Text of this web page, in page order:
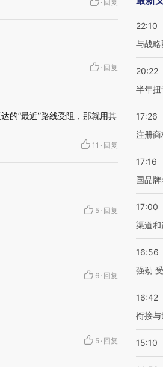
· 回复
· 回复
的“最近”路线受阻，那就用其
11 · 回复
5 · 回复
6 · 回复
5 · 回复
22:10
与战略
20:22
半年
17:26
注册
17:16
国品
17:00
渠道
16:56
强劲
16:42
衔接
15:10